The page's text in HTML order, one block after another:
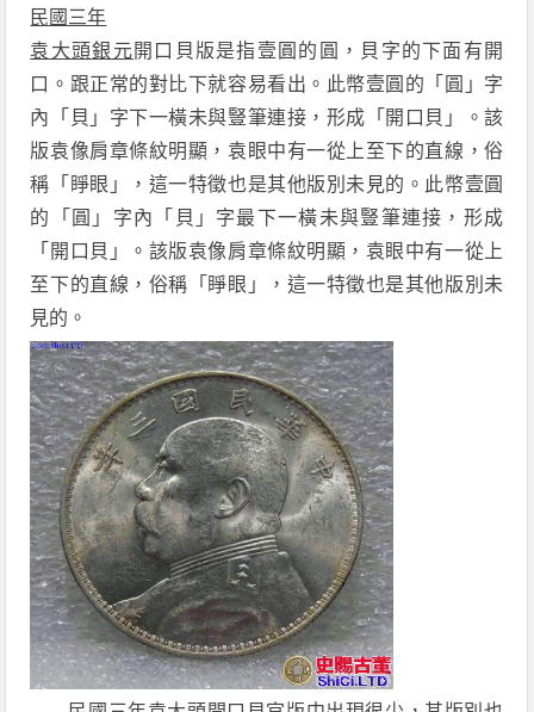
民國三年
袁大頭銀元開口貝版是指壹圓的圓，貝字的下面有開
口。跟正常的對比下就容易看出。此幣壹圓的「圓」字
內「貝」字下一橫未與豎筆連接，形成「開口貝」。該
版袁像肩章條紋明顯，袁眼中有一從上至下的直線，俗
稱「睜眼」，這一特徵也是其他版別未見的。此幣壹圓
的「圓」字內「貝」字最下一橫未與豎筆連接，形成
「開口貝」。該版袁像肩章條紋明顯，袁眼中有一從上
至下的直線，俗稱「睜眼」，這一特徵也是其他版別未
見的。